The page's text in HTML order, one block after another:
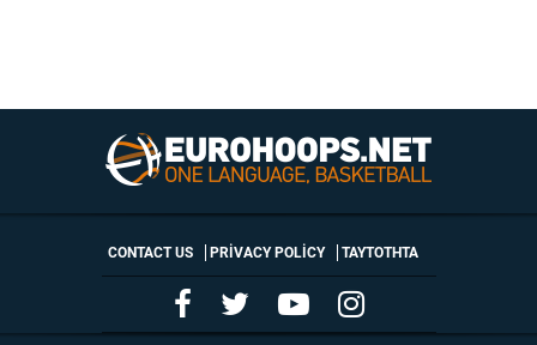
CONTACT US PRIVACY POLICY ΤΑΥΤΟΤΗΤΑ